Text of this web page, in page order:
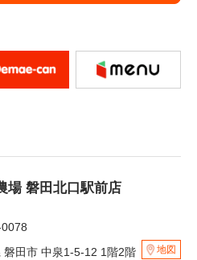
場 磐田北口駅前店
磐田市 中泉1-5-12 1階2階
地図